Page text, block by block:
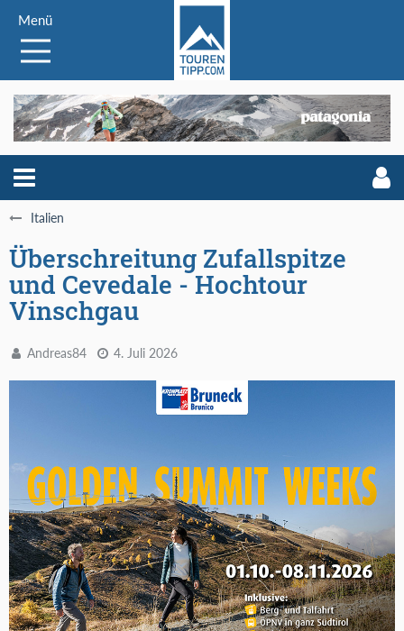
Menü
Italien
Überschreitung Zufallspitze
und Cevedale - Hochtour
Vinschgau
Andreas84 4. Juli 2026